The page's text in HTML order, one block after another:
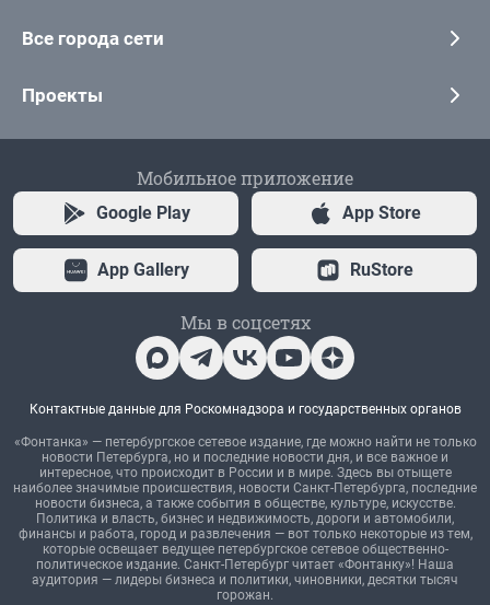
Все города сети
Проекты
Мобильное приложение
Google Play App Store
App Gallery RuStore
Мы в соцсетях
Контактные данные для Роскомнадзора и государственных органов
«Фонтанка» — петербургское сетевое издание, где можно найти не только
новости Петербурга, но и последние новости дня, и все важное и
интересное, что происходит в России и в мире. Здесь вы отыщете
наиболее значимые происшествия, новости Санкт-Петербурга, последние
новости бизнеса, а также события в обществе, культуре, искусстве.
Политика и власть, бизнес и недвижимость, дороги и автомобили,
финансы и работа, город и развлечения — вот только некоторые из тем,
которые освещает ведущее петербургское сетевое общественно-
политическое издание. Санкт-Петербург читает «Фонтанку»! Наша
аудитория — лидеры бизнеса и политики, чиновники, десятки тысяч
горожан.